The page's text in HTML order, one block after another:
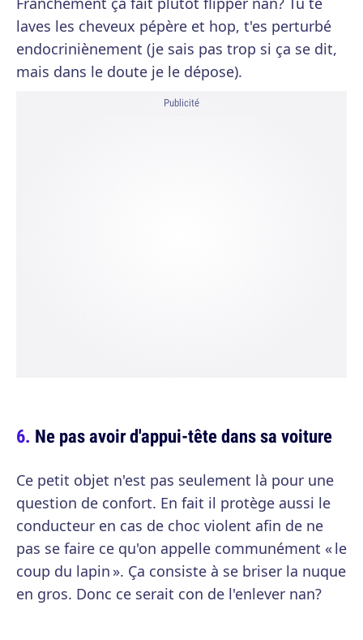
laves les cheveux pépère et hop, t'es perturbé
endocriniènement (je sais pas trop si ça se dit,
mais dans le doute je le dépose).
Publicité
Ne pas avoir d'appui-tête dans sa voiture
Ce petit objet n'est pas seulement là pour une
question de confort. En fait il protège aussi le
conducteur en cas de choc violent afin de ne
pas se faire ce qu'on appelle communément « le
coup du lapin ». Ça consiste à se briser la nuque
en gros. Donc ce serait con de l'enlever nan?